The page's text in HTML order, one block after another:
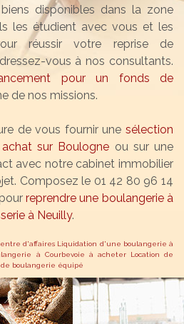
disponibles dans la zone
les étudient avec vous et les
réussir votre reprise de
vous à nos consultants.
pour un fonds de
de nos missions.
de vous fournir une sélection
sur Boulogne ou sur une
avec notre cabinet immobilier
Composez le 01 42 80 96 14
reprendre une boulangerie à
à Neuilly.
d'affaires Liquidation d'une boulangerie à
à Courbevoie à acheter
Location de
de boulangerie équipé